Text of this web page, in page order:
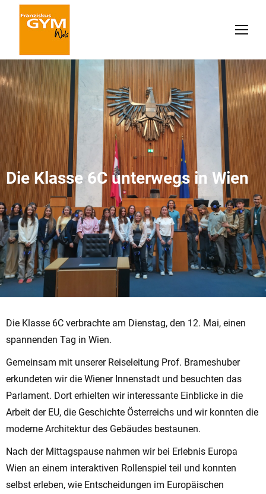
Die Klasse 6C unterwegs in Wien
Die Klasse 6C verbrachte am Dienstag, den 12. Mai, einen
spannenden Tag in Wien.
Gemeinsam mit unserer Reiseleitung Prof. Brameshuber
erkundeten wir die Wiener Innenstadt und besuchten das
Parlament. Dort erhielten wir interessante Einblicke in die
Arbeit der EU, die Geschichte Österreichs und wir konnten die
moderne Architektur des Gebäudes bestaunen.
Nach der Mittagspause nahmen wir bei Erlebnis Europa
Wien an einem interaktiven Rollenspiel teil und konnten
selbst erleben, wie Entscheidungen im Europäischen